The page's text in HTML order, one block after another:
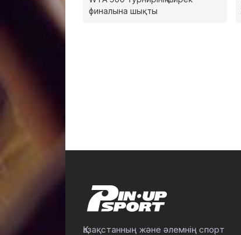
финалына шықты
Қазақстанның және әлемнің спорт